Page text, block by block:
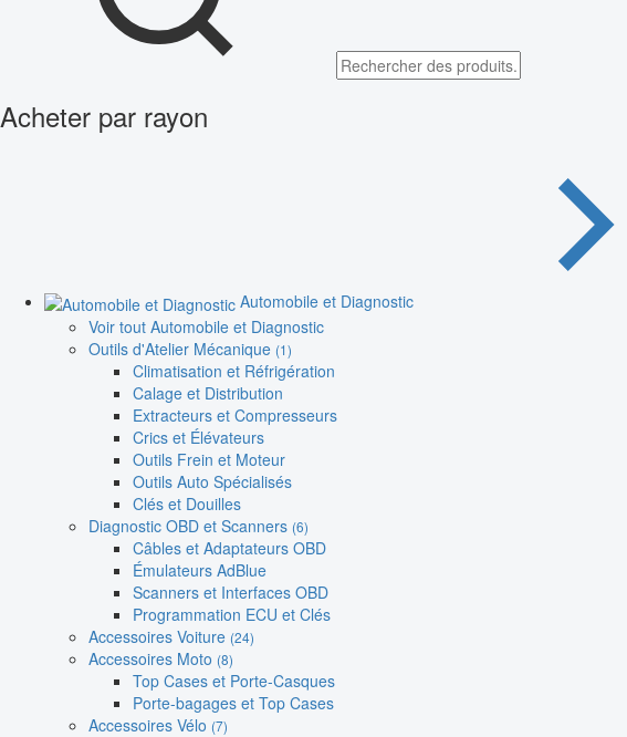
Acheter par rayon
Automobile et Diagnostic
Voir tout Automobile et Diagnostic
Outils d'Atelier Mécanique (1)
Climatisation et Réfrigération
Calage et Distribution
Extracteurs et Compresseurs
Crics et Élévateurs
Outils Frein et Moteur
Outils Auto Spécialisés
Clés et Douilles
Diagnostic OBD et Scanners (6)
Câbles et Adaptateurs OBD
Émulateurs AdBlue
Scanners et Interfaces OBD
Programmation ECU et Clés
Accessoires Voiture (24)
Accessoires Moto (8)
Top Cases et Porte-Casques
Porte-bagages et Top Cases
Accessoires Vélo (7)